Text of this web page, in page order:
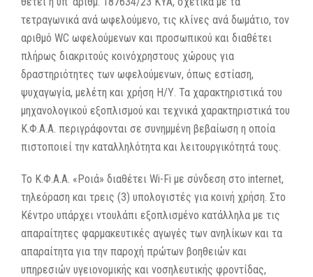
τετραγωνικά ανά ωφελούμενο, τις κλίνες ανά δωμάτιο, τον
αριθμό WC ωφελούμενων και προσωπικού και διαθέτει
πλήρως διακριτούς κοινόχρηστους χώρους για
δραστηριότητες των ωφελούμενων, όπως εστίαση,
ψυχαγωγία, μελέτη και χρήση Η/Υ. Τα χαρακτηριστικά του
μηχανολογικού εξοπλισμού και τεχνικά χαρακτηριστικά του
Κ.Φ.Α.Α. περιγράφονται σε συνημμένη βεβαίωση η οποία
πιστοποιεί την καταλληλότητα και λειτουργικότητά τους.
Το Κ.Φ.Α.Α. «Ροιά» διαθέτει Wi-Fi με σύνδεση στο internet,
τηλεόραση και τρεις (3) υπολογιστές για κοινή χρήση. Στο
Κέντρο υπάρχει ντουλάπι εξοπλισμένο κατάλληλα με τις
απαραίτητες φαρμακευτικές αγωγές των ανηλίκων και τα
απαραίτητα για την παροχή πρώτων βοηθειών και
υπηρεσιών υγειονομικής και νοσηλευτικής φροντίδας,